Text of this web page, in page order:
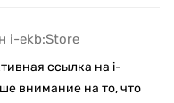
i-ekb:Store
ссылка на i-
внимание на то, что